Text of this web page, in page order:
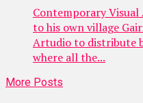
Contemporary
to his own village
Artudio to distribute
where all the...
More Posts